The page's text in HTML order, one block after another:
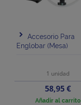
Accesorio Para
Englobar (mesa)
1 unidad
Precio
58,95 €
Añadir al carrito